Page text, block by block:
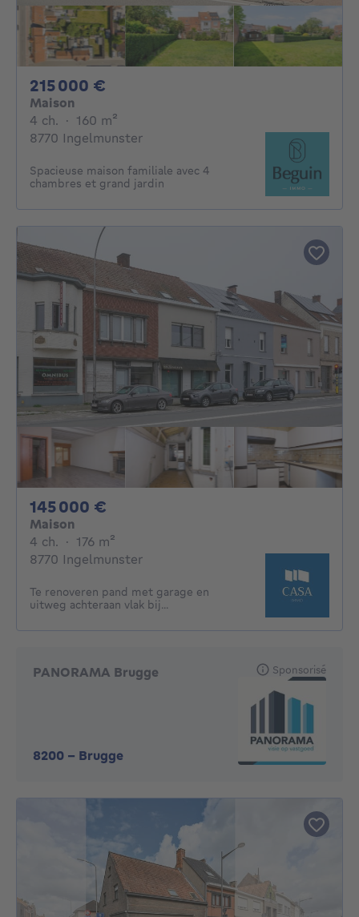
215 000 €
Maison
4 ch. 4 chambres
· 160 m²
8770 Ingelmunster
Spacieuse maison familiale avec 4
chambres et grand jardin
145 000 €
Maison
4 ch. 4 chambres
· 176 m²
8770 Ingelmunster
Te renoveren pand met garage en
uitweg achteraan vlak bij...
PANORAMA Brugge
8200 - Brugge
Sponsorisé